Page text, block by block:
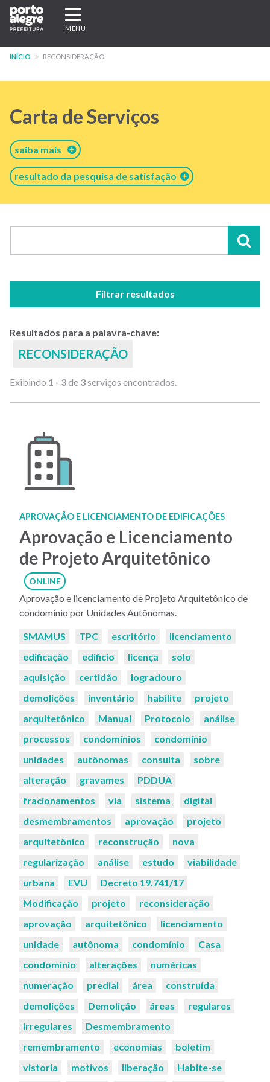
Pular
para
conteúdo
Expandir/recolher
navegação
MENU
INÍCIO RECONSIDERAÇÃO
Carta de Serviços
saiba mais
resultado da pesquisa de satisfação
Filtrar resultados
Resultados para a palavra-chave:
RECONSIDERAÇÃO
Exibindo 1 - 3de 3serviços encontrados.
APROVAÇÃO E LICENCIAMENTO DE EDIFICAÇÕES
Aprovação e Licenciamento
de Projeto Arquitetônico
ONLINE
Aprovação e licenciamento de Projeto Arquitetônico de
condomínio por Unidades Autônomas.
Palavras-
SMAMUS TPC escritório
licenciamento
edificação
edificio licença
solo
aquisição
certidão
logradouro
demolições
inventário habilite
projeto
arquitetônico
Manual Protocolo
análise
processos
condomínios
condomínio
unidades
autônomas consulta
sobre
alteração
gravames
PDDUA
fracionamentos
via sistema
digital
desmembramentos
aprovação
projeto
arquitetônico
reconstrução
nova
regularização
análise estudo
viabilidade
urbana
EVU
Decreto 19.741/17
Modificação
projeto
reconsideração
aprovação
arquitetônico
licenciamento
unidade
autônoma condomínio
Casa
condomínio
alterações
numéricas
numeração
predial área
construída
demolições
Demolição áreas
regulares
irregulares
Desmembramento
remembramento
economias
boletim
vistoria
motivos liberação Habite-se